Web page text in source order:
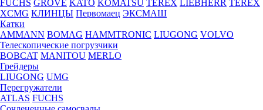
FUCHS GROVE KATO KOMATSU TEREX LIEBHERR TEREX
XCMG КЛИНЦЫ Первомаец ЭКСМАШ
Катки
AMMANN BOMAG HAMMTRONIC LIUGONG VOLVO
Телескопические погрузчики
BOBCAT MANITOU MERLO
Грейдеры
LIUGONG UMG
Перегружатели
ATLAS FUCHS